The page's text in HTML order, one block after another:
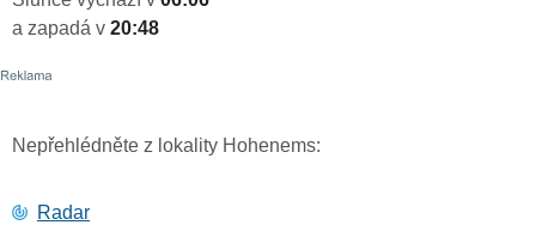
a zapadá v 20:48
Nepřehlédněte z lokality Hohenems:
Radar